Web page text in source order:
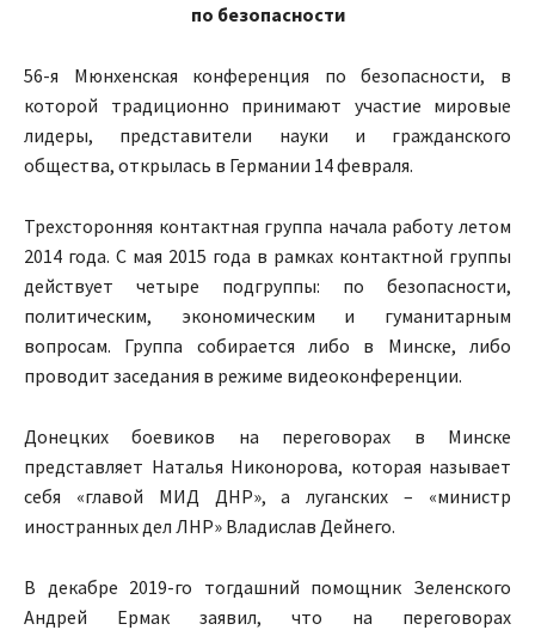
по безопасности
56-я Мюнхенская конференция по безопасности, в
которой традиционно принимают участие мировые
лидеры, представители науки и гражданского
общества, открылась в Германии 14 февраля.
Трехсторонняя контактная группа начала работу летом
2014 года. С мая 2015 года в рамках контактной группы
действует четыре подгруппы: по безопасности,
политическим, экономическим и гуманитарным
вопросам. Группа собирается либо в Минске, либо
проводит заседания в режиме видеоконференции.
Донецких боевиков на переговорах в Минске
представляет Наталья Никонорова, которая называет
себя «главой МИД ДНР», а луганских – «министр
иностранных дел ЛНР» Владислав Дейнего.
В декабре 2019-го тогдашний помощник Зеленского
Андрей Ермак заявил, что на переговорах